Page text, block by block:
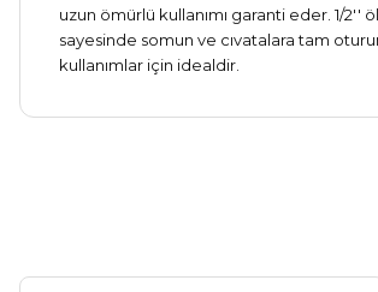
uzun ömürlü kullanımı garanti eder. 1/2''
sayesinde somun ve cıvatalara tam
kullanımlar için idealdir.